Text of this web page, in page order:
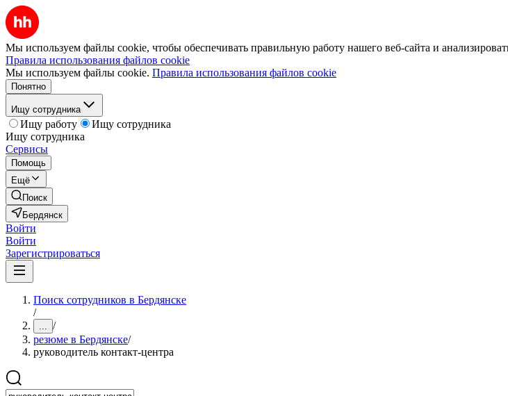
Мы используем файлы cookie, чтобы обеспечивать правильную работу нашего веб-сайта и
Правила использования файлов cookie
Мы используем файлы cookie. Правила использования файлов cookie
Понятно
Ищу сотрудника
Ищу работу
Ищу сотрудника
Ищу сотрудника
Сервисы
Помощь
Ещё
Поиск
Бердянск
Войти
Войти
Зарегистрироваться
Поиск сотрудников в Бердянске
/
... /
резюме в Бердянске/
руководитель контакт-центра